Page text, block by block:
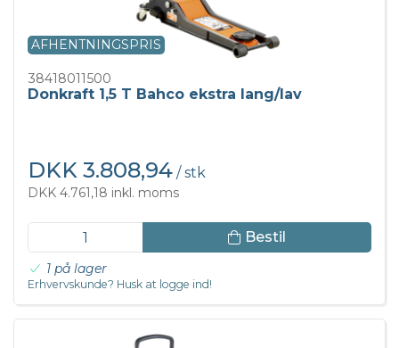
AFHENTNINGSPRIS
38418011500
Donkraft 1,5 T Bahco ekstra lang/lav
DKK 3.808,94 / stk
DKK 4.761,18 inkl. moms
Bestil
1 på lager
Erhvervskunde? Husk at logge ind!